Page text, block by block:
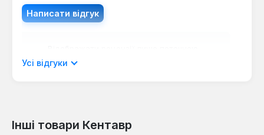
Написати відгук
мовою.
Відгуків не знайдено. Поділіться
Усі відгуки
Інші товари Кентавр